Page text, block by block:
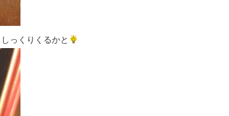
っくりくるかと